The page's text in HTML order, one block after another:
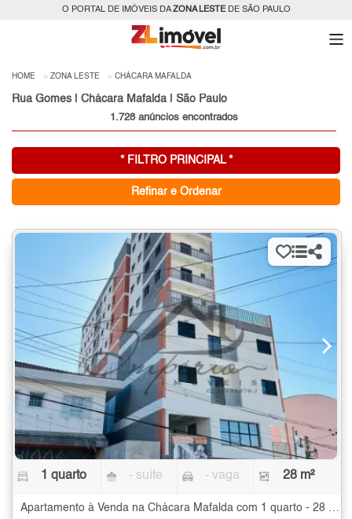
O PORTAL DE IMÓVEIS DAZONA LESTEDE SÃO PAULO
HOME ZONA LESTE CHÁCARA MAFALDA
Rua Gomes | Chácara Mafalda | São Paulo
1.728 anúncios encontrados
* FILTRO PRINCIPAL *
Refinar e Ordenar
1 quarto - suíte - vaga 28 m²